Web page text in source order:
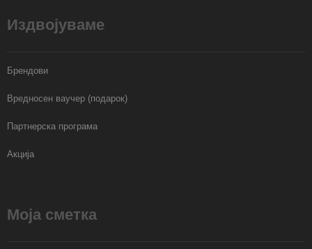
Издвојуваме
Брендови
Вредносен ваучер (подарок)
Партнерска програма
Акција
Моја сметка